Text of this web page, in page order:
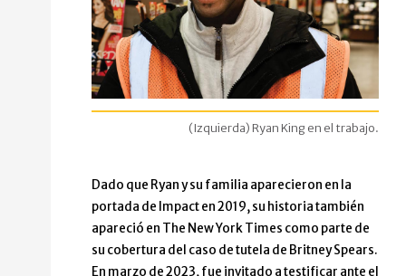
(Izquierda) Ryan King en el trabajo.
Dado que Ryan y su familia aparecieron en la
portada de Impact en 2019, su historia también
apareció en The New York Times como parte de
su cobertura del caso de tutela de Britney Spears.
En marzo de 2023, fue invitado a testificar ante el